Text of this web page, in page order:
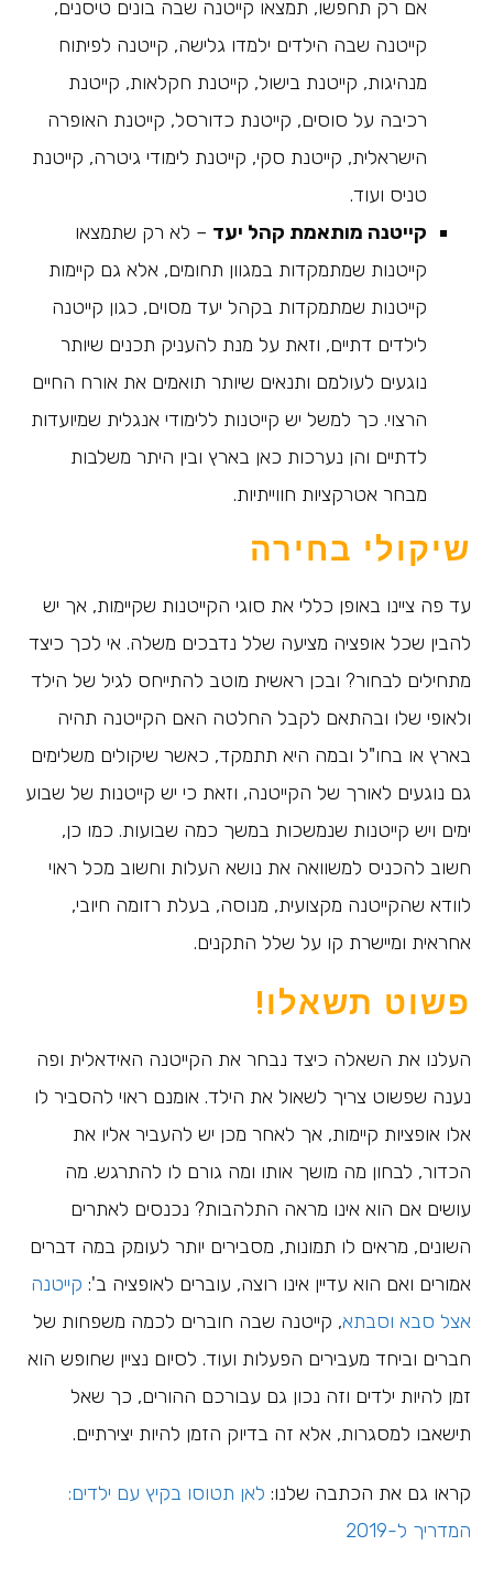
אם רק תחפשו, תמצאו קייטנה שבה בונים טיסנים,
קייטנה שבה הילדים ילמדו גלישה, קייטנה לפיתוח
מנהיגות, קייטנת בישול, קייטנת חקלאות, קייטנת
רכיבה על סוסים, קייטנת כדורסל, קייטנת האופרה
הישראלית, קייטנת סקי, קייטנת לימודי גיטרה, קייטנת
טניס ועוד.
קייטנה מותאמת קהל יעד – לא רק שתמצאו
קייטנות שמתמקדות במגוון תחומים, אלא גם קיימות
קייטנות שמתמקדות בקהל יעד מסוים, כגון קייטנה
לילדים דתיים, וזאת על מנת להעניק תכנים שיותר
נוגעים לעולמם ותנאים שיותר תואמים את אורח החיים
הרצוי. כך למשל יש קייטנות ללימודי אנגלית שמיועדות
לדתיים והן נערכות כאן בארץ ובין היתר משלבות
מבחר אטרקציות חווייתיות.
שיקולי בחירה
עד פה ציינו באופן כללי את סוגי הקייטנות שקיימות, אך יש
להבין שכל אופציה מציעה שלל נדבכים משלה. אי לכך כיצד
מתחילים לבחור? ובכן ראשית מוטב להתייחס לגיל של הילד
ולאופי שלו ובהתאם לקבל החלטה האם הקייטנה תהיה
בארץ או בחו"ל ובמה היא תתמקד, כאשר שיקולים משלימים
גם נוגעים לאורך של הקייטנה, וזאת כי יש קייטנות של שבוע
ימים ויש קייטנות שנמשכות במשך כמה שבועות. כמו כן,
חשוב להכניס למשוואה את נושא העלות וחשוב מכל ראוי
לוודא שהקייטנה מקצועית, מנוסה, בעלת רזומה חיובי,
אחראית ומיישרת קו על שלל התקנים.
פשוט תשאלו!
העלנו את השאלה כיצד נבחר את הקייטנה האידאלית ופה
נענה שפשוט צריך לשאול את הילד. אומנם ראוי להסביר לו
אלו אופציות קיימות, אך לאחר מכן יש להעביר אליו את
הכדור, לבחון מה מושך אותו ומה גורם לו להתרגש. מה
עושים אם הוא אינו מראה התלהבות? נכנסים לאתרים
השונים, מראים לו תמונות, מסבירים יותר לעומק במה דברים
אמורים ואם הוא עדיין אינו רוצה, עוברים לאופציה ב': קייטנה
אצל סבא וסבתא, קייטנה שבה חוברים לכמה משפחות של
חברים וביחד מעבירים הפעלות ועוד. לסיום נציין שחופש הוא
זמן להיות ילדים וזה נכון גם עבורכם ההורים, כך שאל
תישאבו למסגרות, אלא זה בדיוק הזמן להיות יצירתיים.
קראו גם את הכתבה שלנו: לאן תטוסו בקיץ עם ילדים:
המדריך ל-2019